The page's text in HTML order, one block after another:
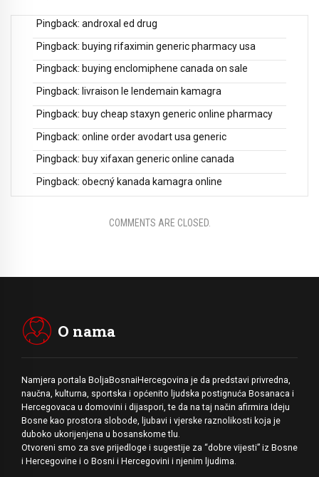
Pingback: androxal ed drug
Pingback: buying rifaximin generic pharmacy usa
Pingback: buying enclomiphene canada on sale
Pingback: livraison le lendemain kamagra
Pingback: buy cheap staxyn generic online pharmacy
Pingback: online order avodart usa generic
Pingback: buy xifaxan generic online canada
Pingback: obecný kanada kamagra online
COMMENTS ARE CLOSED.
O nama
Namjera portala BoljaBosnaiHercegovina je da predstavi privredna,
naučna, kulturna, sportska i općenito ljudska postignuća Bosanaca i
Hercegovaca u domovini i dijaspori, te da na taj način afirmira Ideju
Bosne kao prostora slobode, ljubavi i vjerske raznolikosti koja je
duboko ukorijenjena u bosanskome tlu.
Otvoreni smo za sve prijedloge i sugestije za “dobre vijesti” iz Bosne
i Hercegovine i o Bosni i Hercegovini i njenim ljudima.